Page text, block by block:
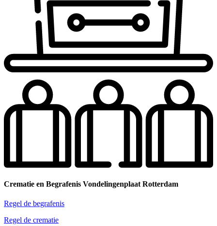
Crematie en Begrafenis Vondelingenplaat Rotterdam
Regel de begrafenis
Regel de crematie